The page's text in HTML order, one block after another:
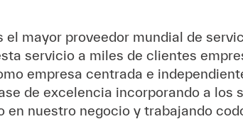
el mayor proveedor mundial de
servicio a miles de clientes
empresa centrada e
de excelencia incorporando a los
en nuestro negocio y trabajando